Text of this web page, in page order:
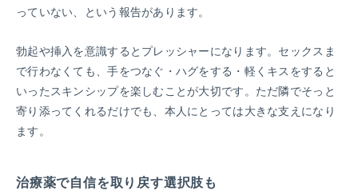
っていない、という報告があります。
勃起や挿入を意識するとプレッシャーになります。セックスま
で行わなくても、手をつなぐ・ハグをする・軽くキスをすると
いったスキンシップを楽しむことが大切です。 ただ隣でそっと
寄り添ってくれるだけでも、本人にとっては大きな支えになり
ます。
治療薬で自信を取り戻す選択肢も